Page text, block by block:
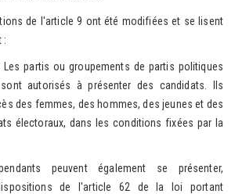
de l'article 9 ont été modifiées et se lisent
:
Les partis ou groupements de partis politiques
sont autorisés à présenter des candidats. Ils
des femmes, des hommes, des jeunes et des
électoraux, dans les conditions fixées par la
peuvent également se présenter,
de l'article 62 de la loi portant